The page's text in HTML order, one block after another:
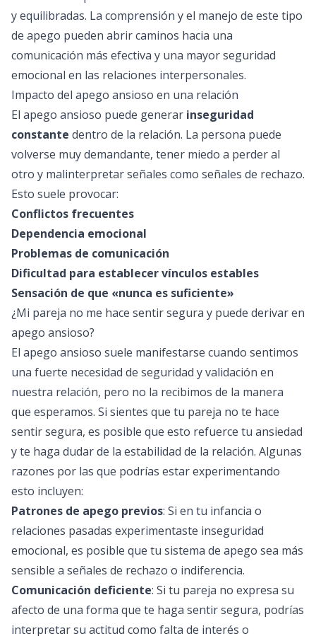
y equilibradas. La comprensión y el manejo de este tipo
de apego pueden abrir caminos hacia una
comunicación más efectiva y una mayor seguridad
emocional en las relaciones interpersonales.
Impacto del apego ansioso en una relación
El apego ansioso puede generar inseguridad
constante dentro de la relación. La persona puede
volverse muy demandante, tener miedo a perder al
otro y malinterpretar señales como señales de rechazo.
Esto suele provocar:
Conflictos frecuentes
Dependencia emocional
Problemas de comunicación
Dificultad para establecer vínculos estables
Sensación de que «nunca es suficiente»
¿Mi pareja no me hace sentir segura y puede derivar en
apego ansioso?
El apego ansioso suele manifestarse cuando sentimos
una fuerte necesidad de seguridad y validación en
nuestra relación, pero no la recibimos de la manera
que esperamos. Si sientes que tu pareja no te hace
sentir segura, es posible que esto refuerce tu ansiedad
y te haga dudar de la estabilidad de la relación. Algunas
razones por las que podrías estar experimentando
esto incluyen:
Patrones de apego previos: Si en tu infancia o
relaciones pasadas experimentaste inseguridad
emocional, es posible que tu sistema de apego sea más
sensible a señales de rechazo o indiferencia.
Comunicación deficiente: Si tu pareja no expresa su
afecto de una forma que te haga sentir segura, podrías
interpretar su actitud como falta de interés o